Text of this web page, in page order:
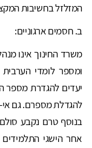
המזלזל בחשיבות
ב. חסמים ארגוניים:
משרד החינוך אינו
ומספר לומדי
יעדים להגדרת מספר
להגדלת מספרם. גם
בנוסף טרם נקבע
אחר הישגי